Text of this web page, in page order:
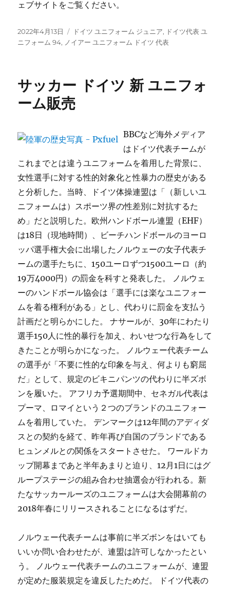
ェブサイトをご覧ください。
投
稿
2022年4月13日
タ
グ
ドイツ ユニフォーム ジュニア, ドイツ代表 ユ
ニフォーム 94, ノイアー ユニフォーム ドイツ 代表
サッカー ドイツ 新 ユニフォ
ーム販売
BBCなど海外メディア
はドイツ代表チームが
これまでとは違うユニフォームを着用した背景に、
女性選手に対する性的対象化と性暴力の歴史がある
と分析した。当時、ドイツ体操連盟は「（新しいユ
ニフォームは）スポーツ界の性差別に対抗するた
め」だと説明した。欧州ハンドボール連盟（EHF）
は18日（現地時間）、ビーチハンドボールのヨーロ
ッパ選手権大会に出場したノルウェーの女子代表チ
ームの選手たちに、150ユーロずつ1500ユーロ（約
19万4000円）の罰金を科すと発表した。 ノルウェ
ーのハンドボール協会は「選手には楽なユニフォー
ムを着る権利がある」とし、代わりに罰金を支払う
計画だと明らかにした。 ナサールが、30年にわたり
選手150人に性的暴行を加え、わいせつな行為をして
きたことが明らかになった。 ノルウェー代表チーム
の選手が「不要に性的な印象を与え、何よりも窮屈
だ」として、規定のビキニパンツの代わりに半ズボ
ンを履いた。 アフリカ予選期間中、セネガル代表は
プーマ、ロマイという２つのブランドのユニフォー
ムを着用していた。 デンマークは12年間のアディダ
スとの契約を経て、昨年再び自国のブランドである
ヒュンメルとの関係をスタートさせた。 ワールドカ
ップ開幕まであと半年あまりと迫り、12月1日にはグ
ループステージの組み合わせ抽選会が行われる。新
たなサッカールーズのユニフォームは大会開幕前の
2018年春にリリースされることになるはずだ。
ノルウェー代表チームは事前に半ズボンをはいても
いいか問い合わせたが、連盟は許可しなかったとい
う。 ノルウェー代表チームのユニフォームが、連盟
が定めた服装規定を違反したためだ。 ドイツ代表の